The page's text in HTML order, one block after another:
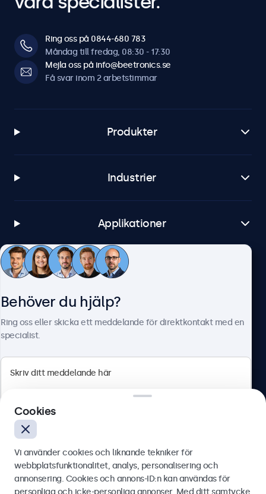
Ring oss på 0844-680 783
Måndag till fredag, 08:30 - 17:30
Mejla oss på info@beetronics.se
Få svar inom 2 arbetstimmar
Produkter
Industrier
Applikationer
Kundtjänst
Olof Palmesgata 29, Stockholm, 111 22, Sverige
Svenska
Behöver du hjälp?
Ring oss eller skicka ett meddelande för direktkontakt med en
specialist.
Skicka
Cookies
Vi använder cookies och liknande tekniker för
webbplatsfunktionalitet, analys, personalisering och
annonsering. Cookies och annons-ID:n kan användas för
personliga och icke-personliga annonser. Med ditt samtycke